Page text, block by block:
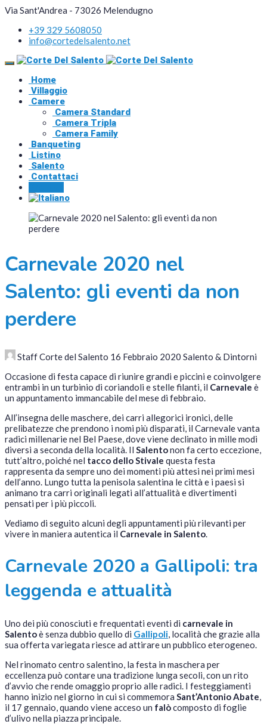
Via Sant'Andrea - 73026 Melendugno
+39 329 5608050
info@cortedelsalento.net
Home
Villaggio
Camere
Camera Standard
Camera Tripla
Camera Family
Banqueting
Listino
Salento
Contattaci
Carnevale 2020 nel
Salento: gli eventi da non
perdere
Staff Corte del Salento 16 Febbraio 2020 Salento & Dintorni
Occasione di festa capace di riunire grandi e piccini e coinvolgere
entrambi in un turbinio di coriandoli e stelle filanti, il Carnevale è
un appuntamento immancabile del mese di febbraio.
All’insegna delle maschere, dei carri allegorici ironici, delle
prelibatezze che prendono i nomi più disparati, il Carnevale vanta
radici millenarie nel Bel Paese, dove viene declinato in mille modi
diversi a seconda della località. Il Salentonon fa certo eccezione,
tutt’altro, poiché nel tacco dello Stivale questa festa
rappresenta da sempre uno dei momenti più attesi nei primi mesi
dell’anno. Lungo tutta la penisola salentina le città e i paesi si
animano tra carri originali legati all’attualità e divertimenti
pensati per i più piccoli.
Vediamo di seguito alcuni degli appuntamenti più rilevanti per
vivere in maniera autentica il Carnevale in Salento.
Carnevale 2020 a Gallipoli: tra
leggenda e attualità
Uno dei più conosciuti e frequentati eventi di carnevale in
Salentoè senza dubbio quello di Gallipoli, località che grazie alla
sua offerta variegata riesce ad attirare un pubblico eterogeneo.
Nel rinomato centro salentino, la festa in maschera per
eccellenza può contare una tradizione lunga secoli, con un rito
d’avvio che rende omaggio proprio alle radici. I festeggiamenti
hanno inizio nel giorno in cui si commemora Sant’Antonio Abate,
il 17 gennaio, quando viene acceso un falòcomposto di foglie
d’ulivo nella piazza principale.